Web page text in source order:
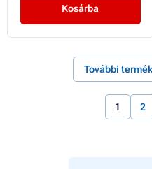
Kosárba
További
1 2